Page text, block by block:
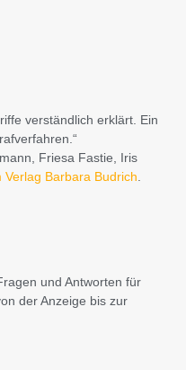
verständlich erklärt. Ein
Friesa Fastie, Iris
Verlag Barbara Budrich
und Antworten für
der Anzeige bis zur